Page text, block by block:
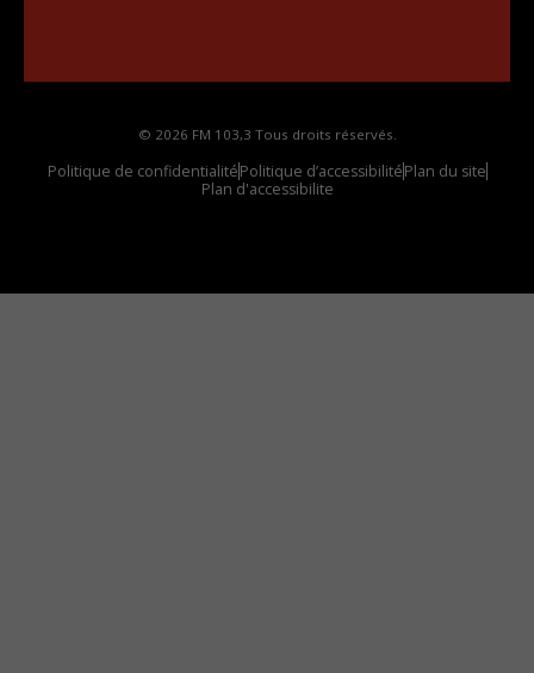
© 2026 FM 103,3 Tous droits réservés.
Politique de confidentialitéPolitique d’accessibilitéPlan du site
Plan d'accessibilite